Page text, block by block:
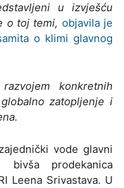
u izvješću
o toj temi, objavila je
o klimi glavnog
konkretnih
zatopljenje i
vode glavni
prodekanica
Leena Srivastava. U